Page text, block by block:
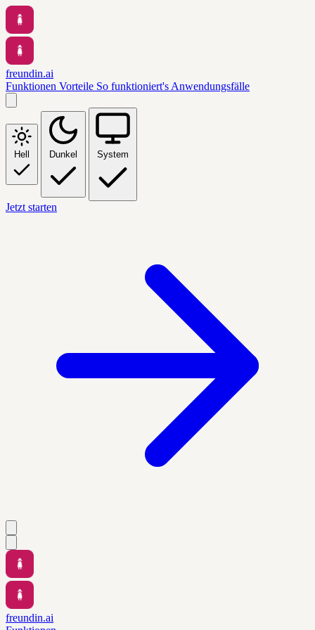
freundin.ai
Funktionen Vorteile So funktioniert's Anwendungsfälle
Hell Dunkel System
Jetzt starten
freundin.ai